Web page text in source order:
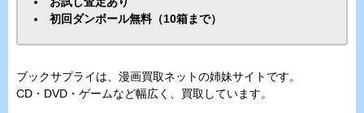
初回ダンボール無料（10箱まで）
ブックサプライは、漫画買取ネットの姉妹サイトです。
CD・DVD・ゲームなど幅広く、買取しています。